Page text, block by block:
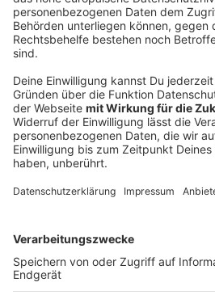
Kommunen verteilt werden,
Denn nur so könnten die
ausrechnen, was für Kosten auf
sagte, man Laufe beim Land
Gummiwand – ähnlich äußert
der Stadt Essen, Peter Renzel.
sich das Land einen schlanken
der Kommunen. Und der
Integration davon, dass sich
die Städte müssten dann die
Text: José Narciandi